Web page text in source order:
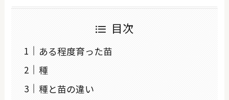
目次
ある程度育った苗
種
種と苗の違い